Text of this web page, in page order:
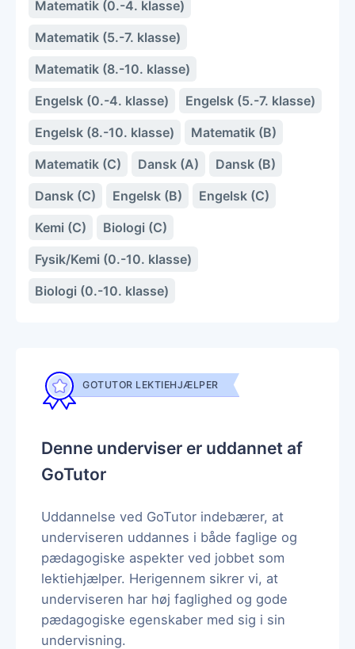
Matematik (0.-4. klasse)
Matematik (5.-7. klasse)
Matematik (8.-10. klasse)
Engelsk (0.-4. klasse)
Engelsk (5.-7. klasse)
Engelsk (8.-10. klasse)
Matematik (B)
Matematik (C)
Dansk (A)
Dansk (B)
Dansk (C)
Engelsk (B)
Engelsk (C)
Kemi (C)
Biologi (C)
Fysik/Kemi (0.-10. klasse)
Biologi (0.-10. klasse)
GOTUTOR LEKTIEHJÆLPER
Denne underviser er uddannet af
GoTutor
Uddannelse ved GoTutor indebærer, at
underviseren uddannes i både faglige og
pædagogiske aspekter ved jobbet som
lektiehjælper. Herigennem sikrer vi, at
underviseren har høj faglighed og gode
pædagogiske egenskaber med sig i sin
undervisning.